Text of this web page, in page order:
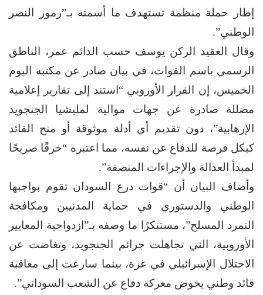
إطار حملة منظمة تستهدف ما أسمته بـ”رموز النصر
الوطني”.
وقال العقيد الركن يوسف حسب الدائم عمر، الناطق
الرسمي باسم القوات، في بيان صادر عن مكتبه اليوم
الخميس، إن القرار الأوروبي “استند إلى تقارير إعلامية
مضللة صادرة عن جهات موالية لمليشيا الجنجويد
الإرهابية”، دون تقديم أي أدلة موثوقة أو منح القائد
كيكل فرصة للدفاع عن نفسه، مما اعتبره “خرقًا صريحًا
لمبدأ العدالة والإجراءات المنصفة”.
وأضاف البيان أن “قوات درع السودان تقوم بواجبها
الوطني والدستوري في حماية المدنيين ومكافحة
التمرد المسلح”، مستنكرًا ما وصفه بـ”ازدواجية المعايير
الأوروبية، التي تجاهلت جرائم الجنجويد، وتغاضت عن
الاحتلال الإسرائيلي في غزة، بينما سارعت إلى معاقبة
قائد وطني يخوض معركة دفاع عن الشعب السوداني”.